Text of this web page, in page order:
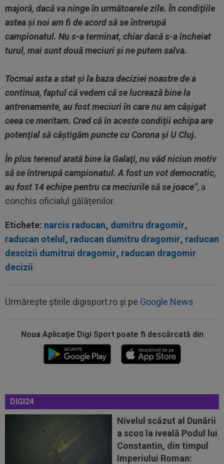
majoră, dacă va ninge în următoarele zile. În condiţiile
astea şi noi am fi de acord să se întrerupă
campionatul. Nu s-a terminat, chiar dacă s-a încheiat
turul, mai sunt două meciuri şi ne putem salva.
Tocmai asta a stat şi la baza deciziei noastre de a
continua, faptul că vedem că se lucrează bine la
antrenamente, au fost meciuri în care nu am câşigat
ceea ce meritam. Cred că în aceste condiţii echipa are
potenţial să câştigăm puncte cu Corona şi U Cluj.
În plus terenul arată bine la Galaţi, nu văd niciun motiv
să se întrerupă campionatul. A fost un vot democratic,
au fost 14 echipe pentru ca meciurile să se joace“, a
conchis oficialul gălățenilor.
Etichete: narcis raducan, dumitru dragomir,
raducan otelul, raducan dumitru dragomir, raducan
dexcizii dumitrui dragomir, raducan dragomir
decizii
Urmărește știrile digisport.ro și pe Google News
Noua Aplicaţie Digi Sport poate fi descărcată din
DIGI24
Nivelul scăzut al Dunării
a scos la iveală Podul lui
Constantin, din timpul
Imperiului Roman:
Ioan Varga vrea să o ducă pe UTA în
Champions League
10:25 GALERIE FOTO
Georgina a reacționat rapid,
după ce a văzut-o pe Antonela. Aproape două...
Dinamo - FC Voluntari LIVE VIDEO, sâmbătă,
21:30, la DGS 1. Egalitate de puncte...